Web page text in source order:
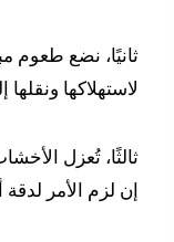
ثانيًا، نضع طعوم
لاستهلاكها
ثالثًا، تُعزل
إن لزم الأمر لدقة